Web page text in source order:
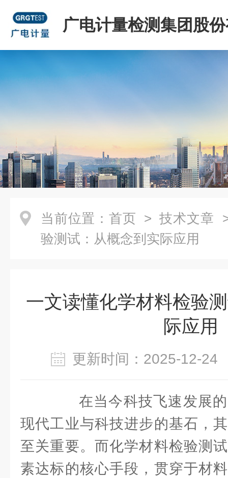
广电计量检测集团股
司
当前位置： 首页 > 技术文章
验测试：从概念到实际应用
一文读懂化学材料检验
际应用
更新时间：2025-12-
在当今科技飞速发展的
现代工业与科技进步的基石，
至关重要。而化学材料检验测
素达标的核心手段，贯穿于材